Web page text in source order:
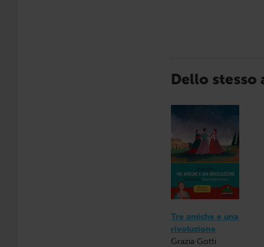
Dello stesso
Tre amiche e una
rivoluzione
Grazia Gotti